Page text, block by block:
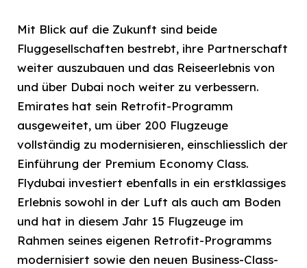
Mit Blick auf die Zukunft sind beide
Fluggesellschaften bestrebt, ihre Partnerschaft
weiter auszubauen und das Reiseerlebnis von
und über Dubai noch weiter zu verbessern.
Emirates hat sein Retrofit-Programm
ausgeweitet, um über 200 Flugzeuge
vollständig zu modernisieren, einschliesslich der
Einführung der Premium Economy Class.
Flydubai investiert ebenfalls in ein erstklassiges
Erlebnis sowohl in der Luft als auch am Boden
und hat in diesem Jahr 15 Flugzeuge im
Rahmen seines eigenen Retrofit-Programms
modernisiert sowie den neuen Business-Class-